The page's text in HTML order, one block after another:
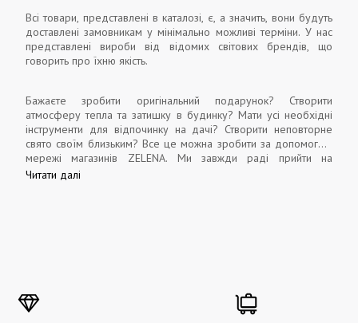
Всі товари, представлені в каталозі, є, а значить, вони будуть
доставлені замовникам у мінімально можливі терміни. У нас
представлені вироби від відомих світових брендів, що
говорить про їхню якість.
Бажаєте зробити оригінальний подарунок? Створити
атмосферу тепла та затишку в будинку? Мати усі необхідні
інструменти для відпочинку на дачі? Створити неповторне
свято своїм близьким? Все це можна зробити за допомогою
мережі магазинів ZELENA. Ми завжди раді прийти на
допомогу у створенні гарного настрою нашим замовникам та
Читати далі